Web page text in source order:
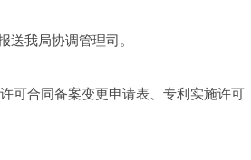
我局协调管理司。
可合同备案变更申请表、专利实施许可